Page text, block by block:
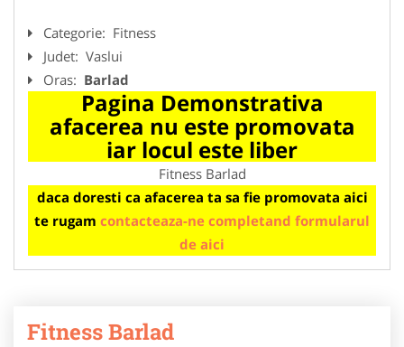
Categorie: Fitness
Judet: Vaslui
Oras: Barlad
Pagina Demonstrativa
afacerea nu este promovata
iar locul este liber
Fitness Barlad
daca doresti ca afacerea ta sa fie promovata aici
te rugam contacteaza-ne completand formularul
de aici
Fitness Barlad